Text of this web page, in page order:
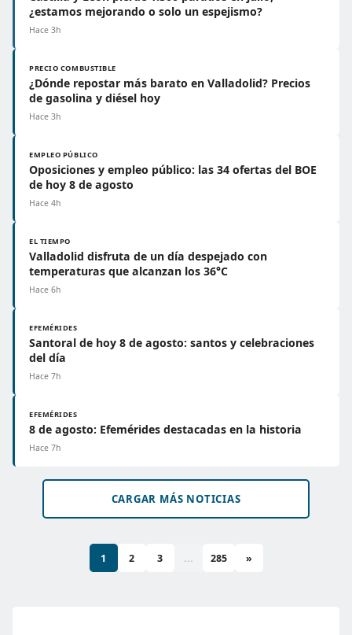
¿estamos mejorando o solo un espejismo?
Hace 3h
PRECIO COMBUSTIBLE
¿Dónde repostar más barato en Valladolid? Precios
de gasolina y diésel hoy
Hace 3h
EMPLEO PÚBLICO
Oposiciones y empleo público: las 34 ofertas del BOE
de hoy 8 de agosto
Hace 4h
EL TIEMPO
Valladolid disfruta de un día despejado con
temperaturas que alcanzan los 36°C
Hace 6h
EFEMÉRIDES
Santoral de hoy 8 de agosto: santos y celebraciones
del día
Hace 7h
EFEMÉRIDES
8 de agosto: Efemérides destacadas en la historia
Hace 7h
CARGAR MÁS NOTICIAS
1 2 3 ... 285 »